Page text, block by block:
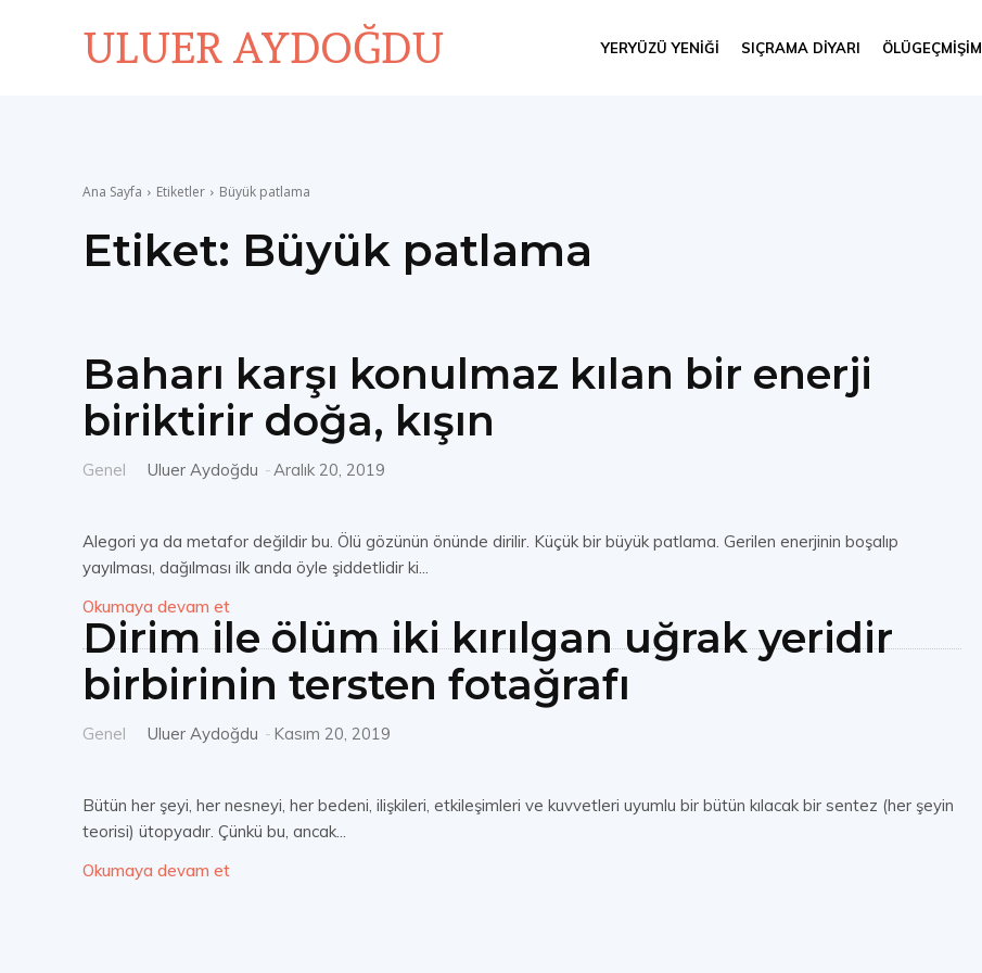
ULUER AYDOĞDU YERYÜZÜ YENIĞI SIÇRAMA DIYARI ÖLÜGEÇMIŞIM
Ana Sayfa Etiketler Büyük patlama
Etiket: Büyük patlama
Baharı karşı konulmaz kılan bir enerji
biriktirir doğa, kışın
Genel Uluer Aydoğdu -Aralık 20, 2019
Alegori ya da metafor değildir bu. Ölü gözünün önünde dirilir. Küçük bir büyük patlama. Gerilen enerjinin boşalıp
yayılması, dağılması ilk anda öyle şiddetlidir ki...
Okumaya devam et
Dirim ile ölüm iki kırılgan uğrak yeridir
birbirinin tersten fotağrafı
Genel Uluer Aydoğdu - Kasım 20, 2019
Bütün her şeyi, her nesneyi, her bedeni, ilişkileri, etkileşimleri ve kuvvetleri uyumlu bir bütün kılacak bir sentez (her şeyin
teorisi) ütopyadır. Çünkü bu, ancak...
Okumaya devam et